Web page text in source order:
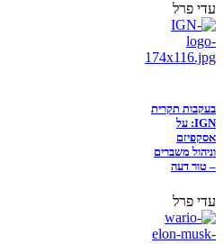
עדי פרל
בעקבות תקרית
IGN: על
אסקפיזם
וניהול משברים
– טור דעה
עדי פרל